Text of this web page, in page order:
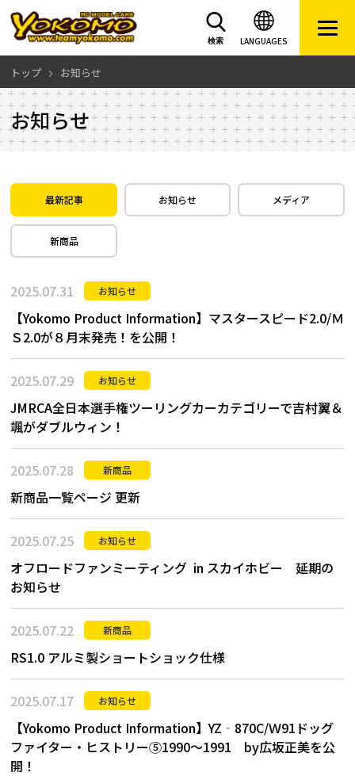
LANGUAGES
検索
トップ お知らせ
お知らせ
最新記事 お知らせ メディア
新商品
2025.07.31 お知らせ
【Yokomo Product Information】マスタースピード2.0/Ｍ
Ｓ2.0が８月末発売！を公開！
2025.07.29 お知らせ
JMRCA全日本選手権ツーリングカーカテゴリーで吉村翼＆
颯がダブルウィン！
2025.07.28 新商品
新商品一覧ページ 更新
2025.07.25 お知らせ
オフロードファンミーティング in スカイホビー 延期の
お知らせ
2025.07.22 新商品
RS1.0 アルミ製ショートショック仕様
2025.07.17 お知らせ
【Yokomo Product Information】YZ‐870C/Ｗ91ドッグ
ファイター・ヒストリー⑤1990～1991 by広坂正美を公
開！